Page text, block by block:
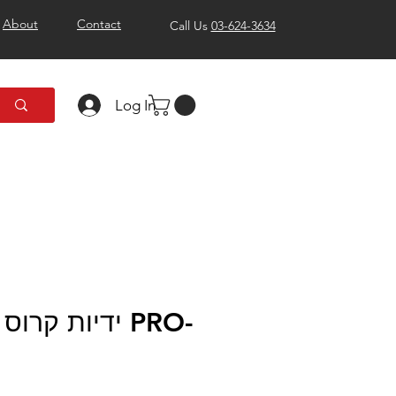
About Contact Call Us 03-624-3634
Log In